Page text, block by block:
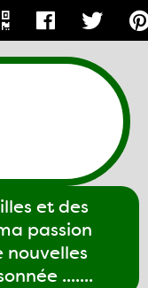
et des
passion
nouvelles
.......
GIGI61